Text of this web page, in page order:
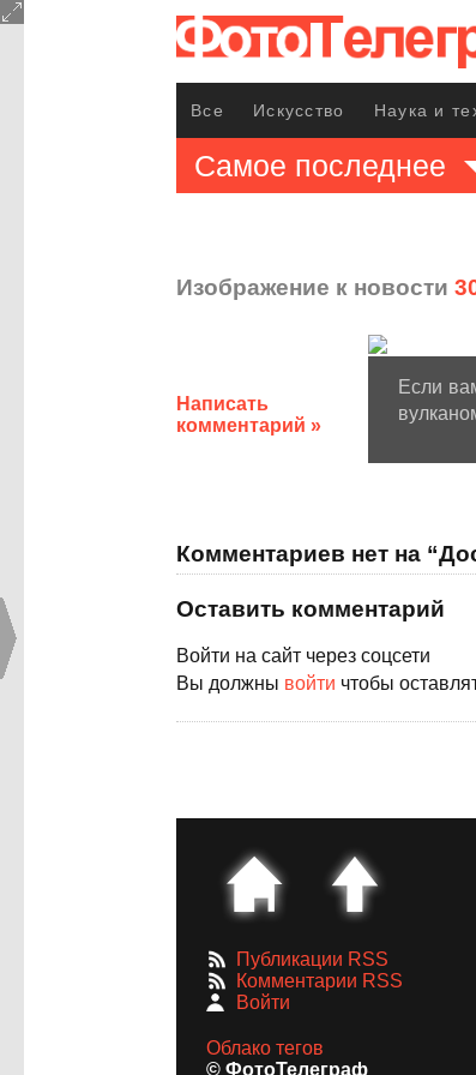
Все Искусство Наука и
Самое последнее
Изображение к новости
Написать
комментарий »
Если
Комментариев нет на
Оставить комментарий
Войти на сайт через соцсети
Вы должны войти чтобы
Публикации RSS
Комментарии RSS
Войти
Облако тегов
© ФотоТелеграф